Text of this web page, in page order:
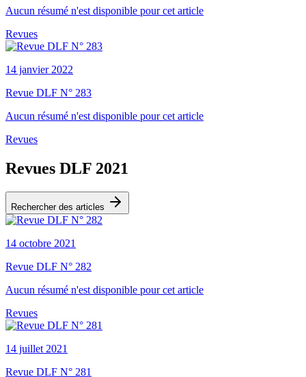
Aucun résumé n'est disponible pour cet article
Revues
14 janvier 2022
Revue DLF N° 283
Aucun résumé n'est disponible pour cet article
Revues
Revues DLF 2021
Rechercher des articles
14 octobre 2021
Revue DLF N° 282
Aucun résumé n'est disponible pour cet article
Revues
14 juillet 2021
Revue DLF N° 281